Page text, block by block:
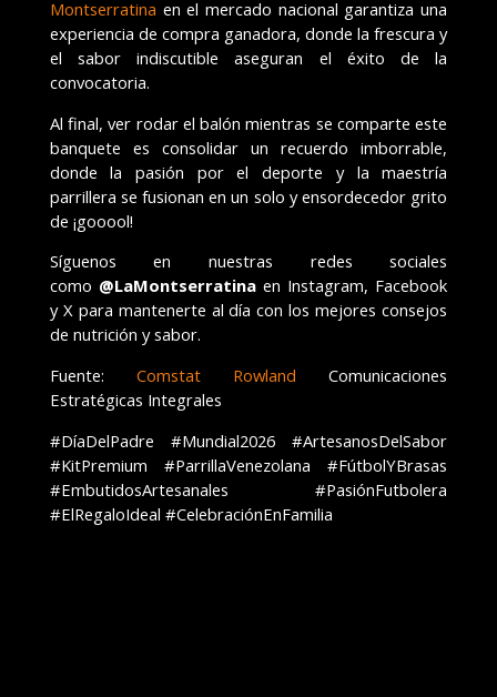
Montserratina en el mercado nacional garantiza una
experiencia de compra ganadora, donde la frescura y
el sabor indiscutible aseguran el éxito de la
convocatoria.
Al final, ver rodar el balón mientras se comparte este
banquete es consolidar un recuerdo imborrable,
donde la pasión por el deporte y la maestría
parrillera se fusionan en un solo y ensordecedor grito
de ¡gooool!
Síguenos en nuestras redes sociales
como @LaMontserratinaen Instagram, Facebook
y X para mantenerte al día con los mejores consejos
de nutrición y sabor.
Fuente: Comstat Rowland Comunicaciones
Estratégicas Integrales
#DíaDelPadre #Mundial2026 #ArtesanosDelSabor
#KitPremium #ParrillaVenezolana #FútbolYBrasas
#EmbutidosArtesanales #PasiónFutbolera
#ElRegaloIdeal #CelebraciónEnFamilia